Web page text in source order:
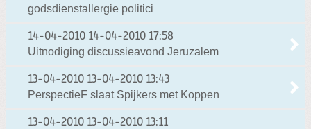
godsdienstallergie politici
14-04-2010 14-04-2010 17:58
Uitnodiging discussieavond Jeruzalem
13-04-2010 13-04-2010 13:43
PerspectieF slaat Spijkers met Koppen
13-04-2010 13-04-2010 13:11